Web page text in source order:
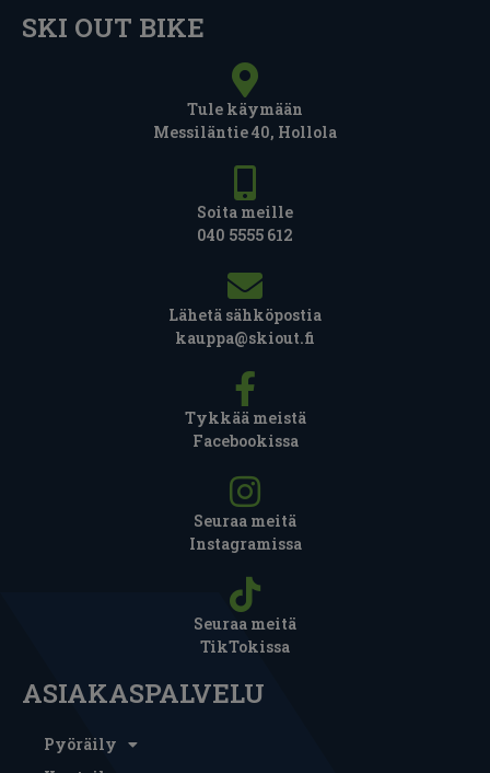
SKI OUT BIKE
Tule käymään
Messiläntie 40, Hollola
Soita meille
040 5555 612
Lähetä sähköpostia
kauppa@skiout.fi
Tykkää meistä
Facebookissa
Seuraa meitä
Instagramissa
Seuraa meitä
TikTokissa
ASIAKASPALVELU
Pyöräily